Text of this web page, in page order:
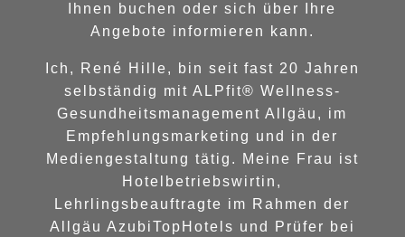
Ihnen buchen oder sich über Ihre
Angebote informieren kann.
Ich, René Hille, bin seit fast 20 Jahren
selbständig mit ALPfit® Wellness-
Gesundheitsmanagement Allgäu, im
Empfehlungsmarketing und in der
Mediengestaltung tätig. Meine Frau ist
Hotelbetriebswirtin,
Lehrlingsbeauftragte im Rahmen der
Allgäu AzubiTopHotels und Prüfer bei